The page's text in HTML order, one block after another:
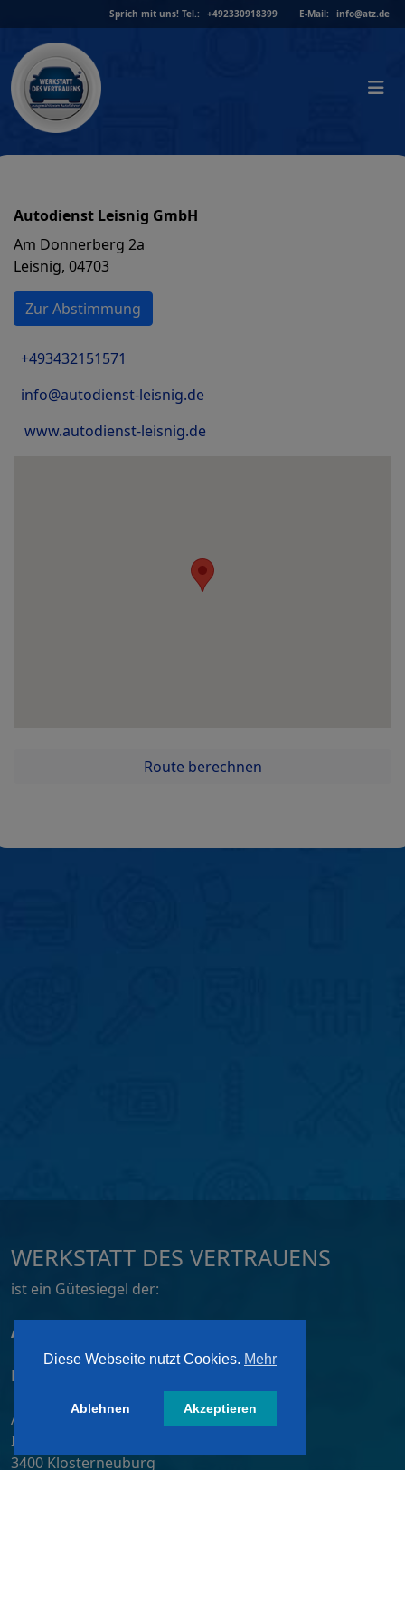
to
content
Sprich mit uns! Tel.: +492330918399 E-Mail: info@atz.de
Autodienst Leisnig GmbH
Am Donnerberg 2a
Leisnig, 04703
Zur Abstimmung
+493432151571
info@autodienst-leisnig.de
www.autodienst-leisnig.de
Route berechnen
WERKSTATT DES VERTRAUENS
ist ein Gütesiegel der:
ATZ AG, Dortmund
Lizensiert von:
A&W-Verlag GmbH
Inkustraße 1-7 / Stiege 4 / 2. OG
3400 Klosterneuburg
Diese Webseite nutzt Cookies. Mehr
Ablehnen Akzeptieren